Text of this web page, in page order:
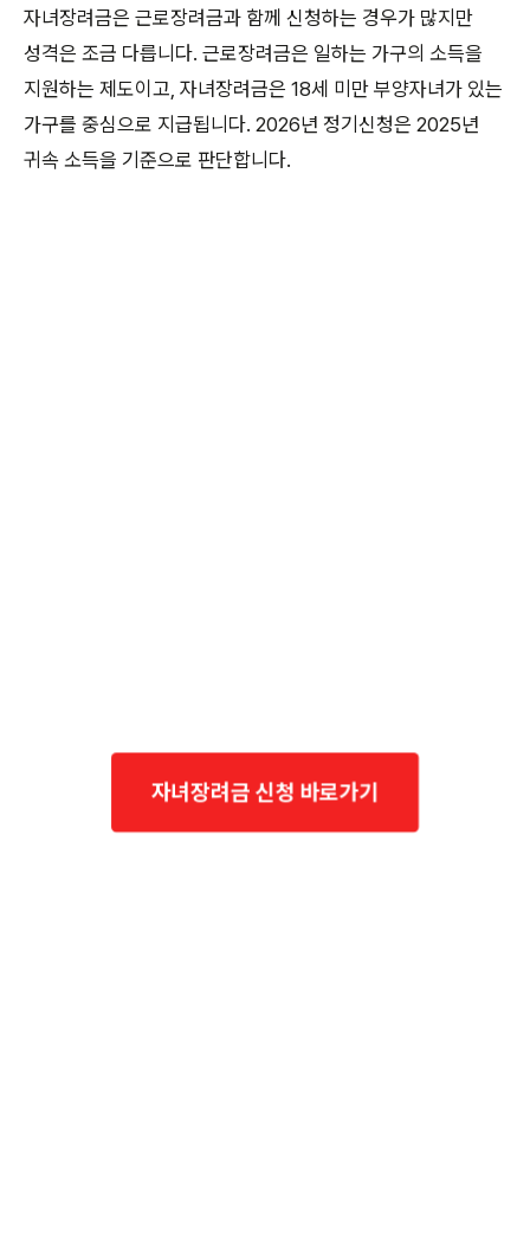
자녀장려금은 근로장려금과 함께 신청하는 경우가 많지만
성격은 조금 다릅니다. 근로장려금은 일하는 가구의 소득을
지원하는 제도이고, 자녀장려금은 18세 미만 부양자녀가 있는
가구를 중심으로 지급됩니다. 2026년 정기신청은 2025년
귀속 소득을 기준으로 판단합니다.
자녀장려금 신청 바로가기